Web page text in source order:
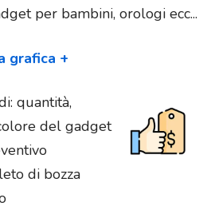
per bambini, orologi ecc...
grafica +
quantità,
del gadget
di bozza